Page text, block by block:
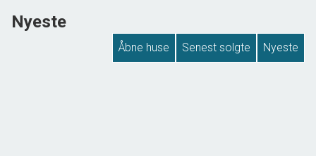
Nyeste
Åbne huse Senest solgte Nyeste